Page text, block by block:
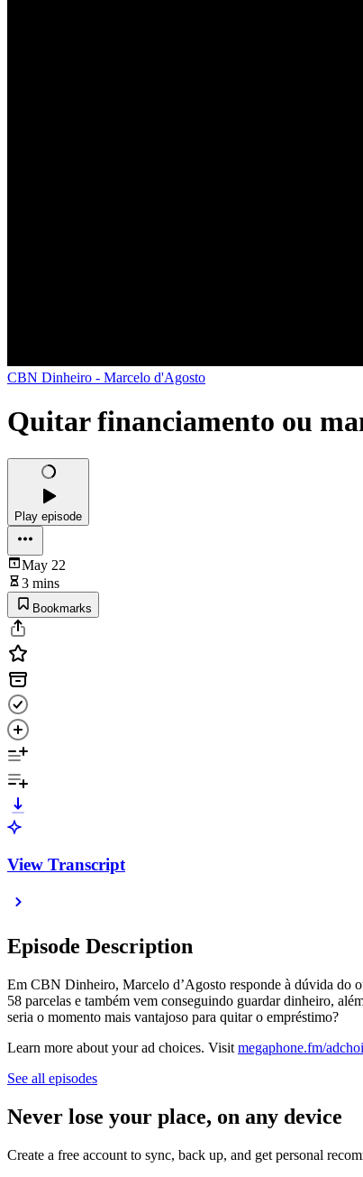
CBN Dinheiro - Marcelo d'Agosto
Quitar financiamento ou
Play episode
May 22
3 mins
Bookmarks
View Transcript
Episode Description
Em CBN Dinheiro, Marcelo d’Agosto responde à dúvida do
58 parcelas e também vem conseguindo guardar dinheiro,
seria o momento mais vantajoso para quitar o empréstimo?
Learn more about your ad choices. Visit megaphone.fm/
See all episodes
Never lose your place, on any device
Create a free account to sync, back up, and get personal